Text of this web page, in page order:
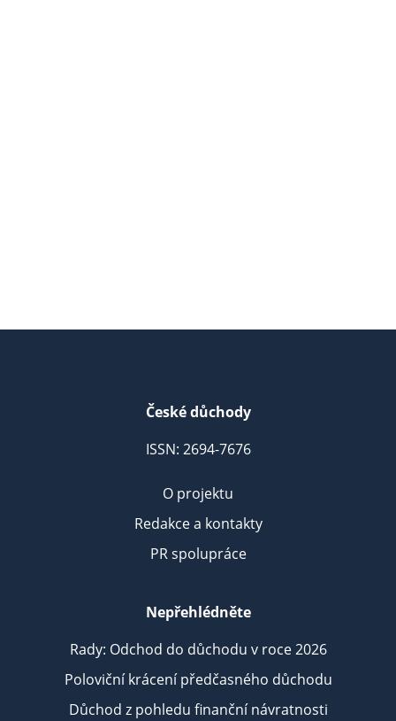
České důchody
ISSN: 2694-7676
O projektu
Redakce a kontakty
PR spolupráce
Nepřehlédněte
Rady: Odchod do důchodu v roce 2026
Poloviční krácení předčasného důchodu
Důchod z pohledu finanční návratnosti